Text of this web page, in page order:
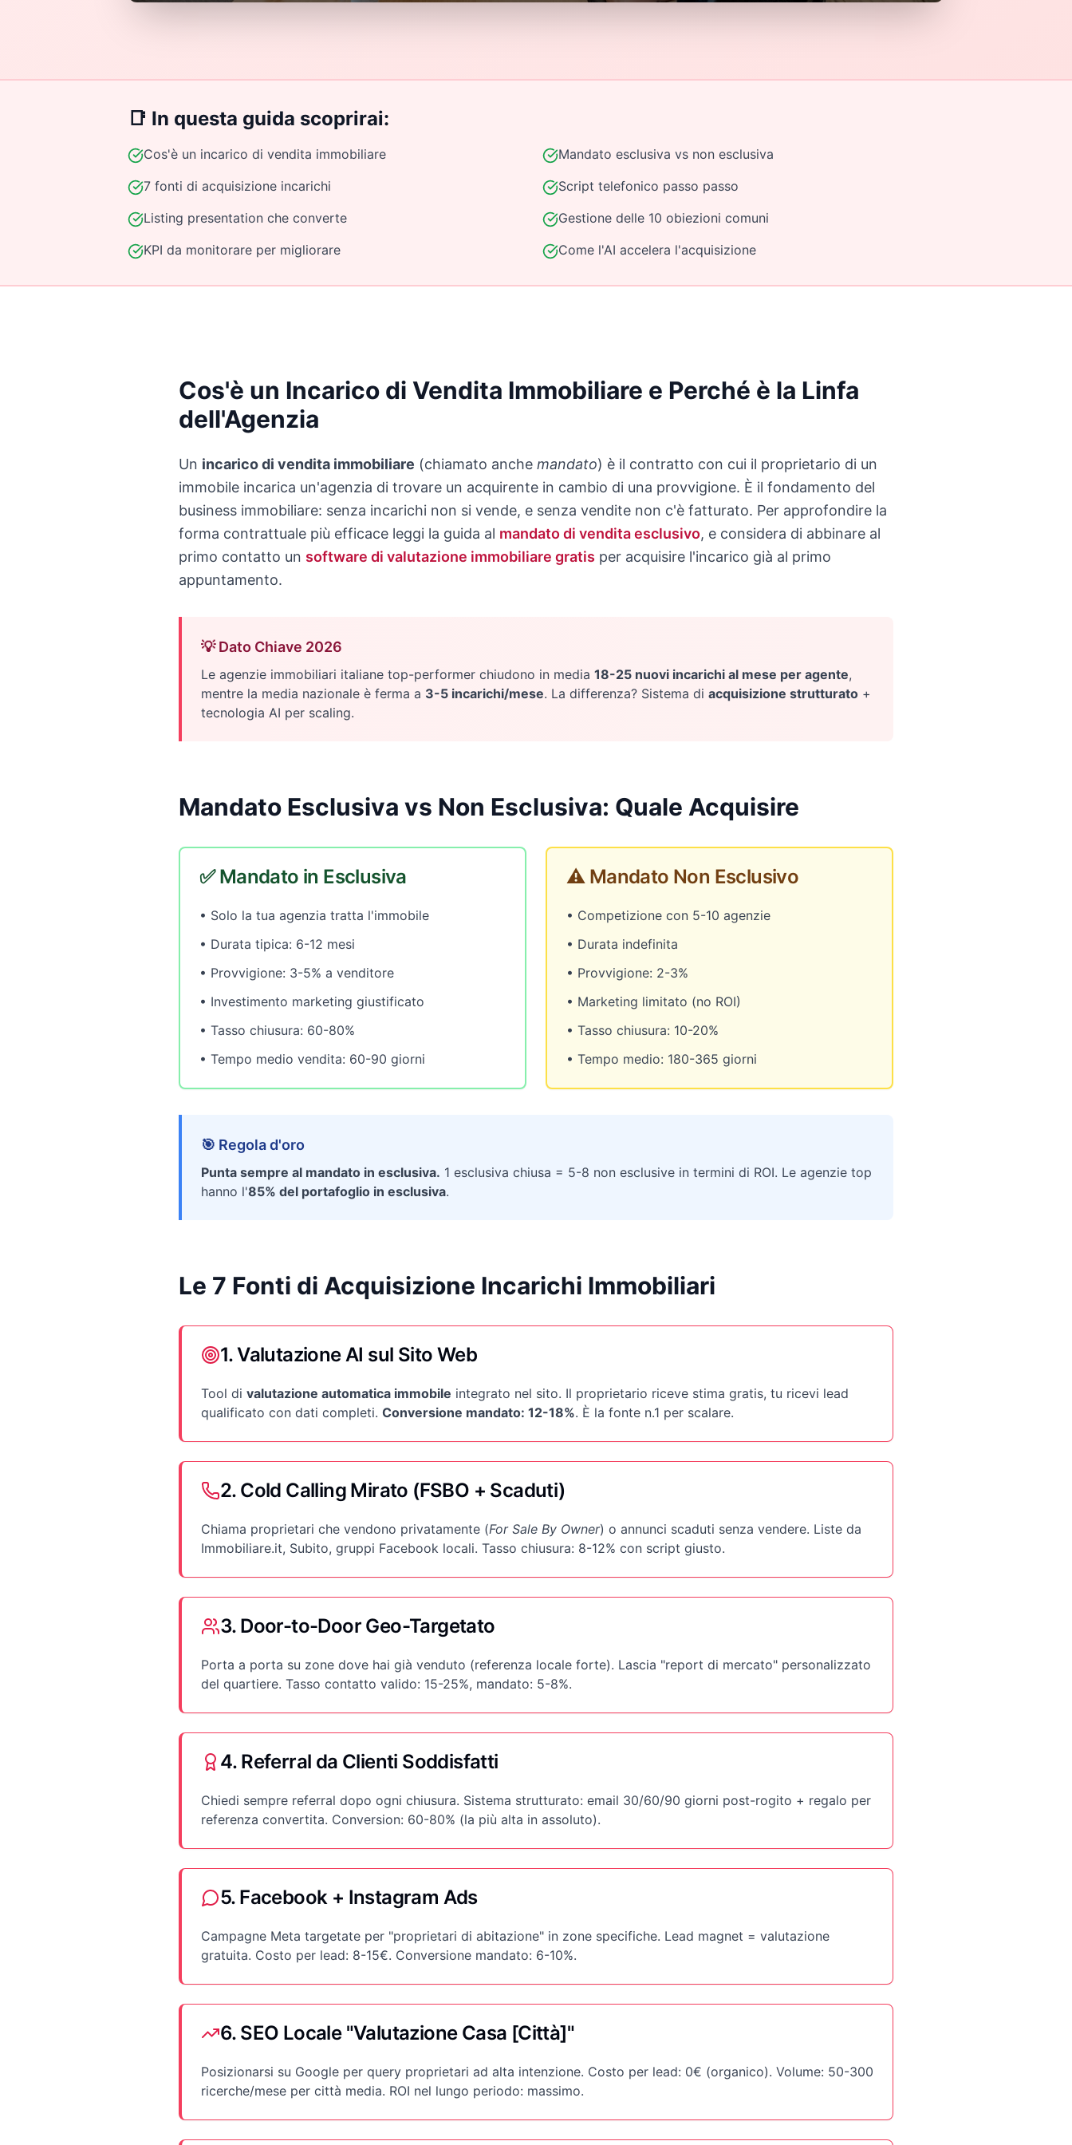
📑 In questa guida scoprirai:
Cos'è un incarico di vendita immobiliare
Mandato esclusiva vs non esclusiva
7 fonti di acquisizione incarichi
Script telefonico passo passo
Listing presentation che converte
Gestione delle 10 obiezioni comuni
KPI da monitorare per migliorare
Come l'AI accelera l'acquisizione
Cos'è un Incarico di Vendita Immobiliare e Perché è la Linfa
dell'Agenzia
Un incarico di vendita immobiliare (chiamato anche mandato) è il contratto con cui il proprietario di un
immobile incarica un'agenzia di trovare un acquirente in cambio di una provvigione. È il fondamento del
business immobiliare: senza incarichi non si vende, e senza vendite non c'è fatturato. Per approfondire la
forma contrattuale più efficace leggi la guida al mandato di vendita esclusivo, e considera di abbinare al
primo contatto un software di valutazione immobiliare gratis per acquisire l'incarico già al primo
appuntamento.
💡 Dato Chiave 2026
Le agenzie immobiliari italiane top-performer chiudono in media 18-25 nuovi incarichi al mese per agente,
mentre la media nazionale è ferma a 3-5 incarichi/mese. La differenza? Sistema di acquisizione strutturato +
tecnologia AI per scaling.
Mandato Esclusiva vs Non Esclusiva: Quale Acquisire
✅ Mandato in Esclusiva
• Solo la tua agenzia tratta l'immobile
• Durata tipica: 6-12 mesi
• Provvigione: 3-5% a venditore
• Investimento marketing giustificato
• Tasso chiusura: 60-80%
• Tempo medio vendita: 60-90 giorni
⚠️ Mandato Non Esclusivo
• Competizione con 5-10 agenzie
• Durata indefinita
• Provvigione: 2-3%
• Marketing limitato (no ROI)
• Tasso chiusura: 10-20%
• Tempo medio: 180-365 giorni
🎯 Regola d'oro
Punta sempre al mandato in esclusiva. 1 esclusiva chiusa = 5-8 non esclusive in termini di ROI. Le agenzie top
hanno l'85% del portafoglio in esclusiva.
Le 7 Fonti di Acquisizione Incarichi Immobiliari
1. Valutazione AI sul Sito Web
Tool di valutazione automatica immobile integrato nel sito. Il proprietario riceve stima gratis, tu ricevi lead
qualificato con dati completi. Conversione mandato: 12-18%. È la fonte n.1 per scalare.
2. Cold Calling Mirato (FSBO + Scaduti)
Chiama proprietari che vendono privatamente (For Sale By Owner) o annunci scaduti senza vendere. Liste da
Immobiliare.it, Subito, gruppi Facebook locali. Tasso chiusura: 8-12% con script giusto.
3. Door-to-Door Geo-Targetato
Porta a porta su zone dove hai già venduto (referenza locale forte). Lascia "report di mercato" personalizzato
del quartiere. Tasso contatto valido: 15-25%, mandato: 5-8%.
4. Referral da Clienti Soddisfatti
Chiedi sempre referral dopo ogni chiusura. Sistema strutturato: email 30/60/90 giorni post-rogito + regalo per
referenza convertita. Conversion: 60-80% (la più alta in assoluto).
5. Facebook + Instagram Ads
Campagne Meta targetate per "proprietari di abitazione" in zone specifiche. Lead magnet = valutazione
gratuita. Costo per lead: 8-15€. Conversione mandato: 6-10%.
6. SEO Locale "Valutazione Casa [Città]"
Posizionarsi su Google per query proprietari ad alta intenzione. Costo per lead: 0€ (organico). Volume: 50-300
ricerche/mese per città media. ROI nel lungo periodo: massimo.